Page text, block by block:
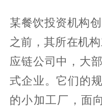
某餐饮投资机构
之前，其所在机
应链公司中，大
式企业。它们的
的小加工厂，面